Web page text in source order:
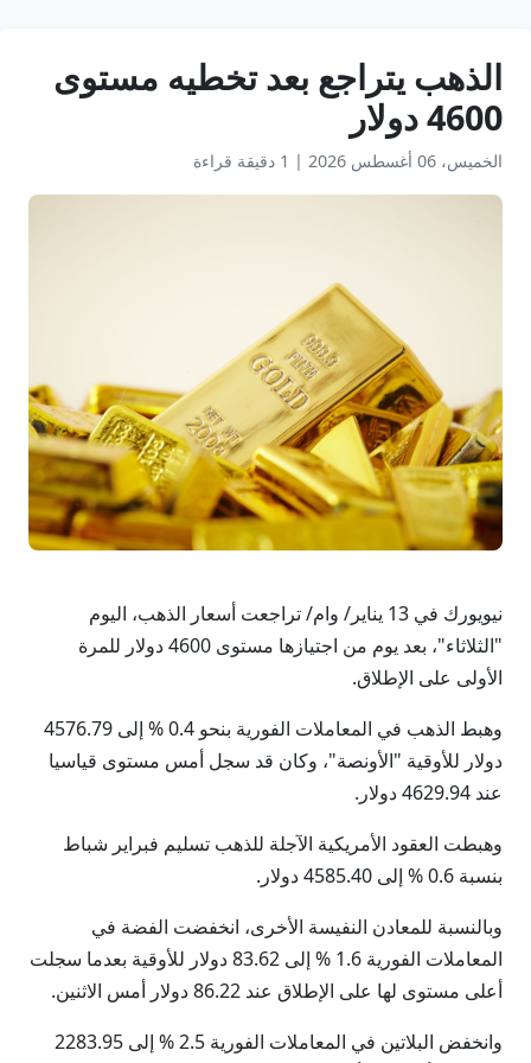
الذهب يتراجع بعد تخطيه مستوى
4600 دولار
الخميس، 06 أغسطس 2026 | 1 دقيقة قراءة
نيويورك في 13 يناير/ وام/ تراجعت أسعار الذهب، اليوم
"الثلاثاء"، بعد يوم من اجتيازها مستوى 4600 دولار للمرة
الأولى على الإطلاق.
وهبط الذهب في المعاملات الفورية بنحو 0.4 % إلى ‌4576.79
دولار للأوقية "الأونصة"، وكان قد سجل أمس مستوى قياسيا
عند 4629.94 دولار.
وهبطت العقود الأمريكية الآجلة للذهب تسليم فبراير شباط
بنسبة 0.6 % إلى 4585.40 دولار.
وبالنسبة للمعادن النفيسة الأخرى، انخفضت الفضة في
المعاملات الفورية 1.‌6 % إلى 83.​62 دولار للأوقية بعدما سجلت
أعلى مستوى لها على الإطلاق عند 86.22 دولار أمس الاثنين.
وانخفض البلاتين في المعاملات الفورية 2.5 % إلى 2283.‌95